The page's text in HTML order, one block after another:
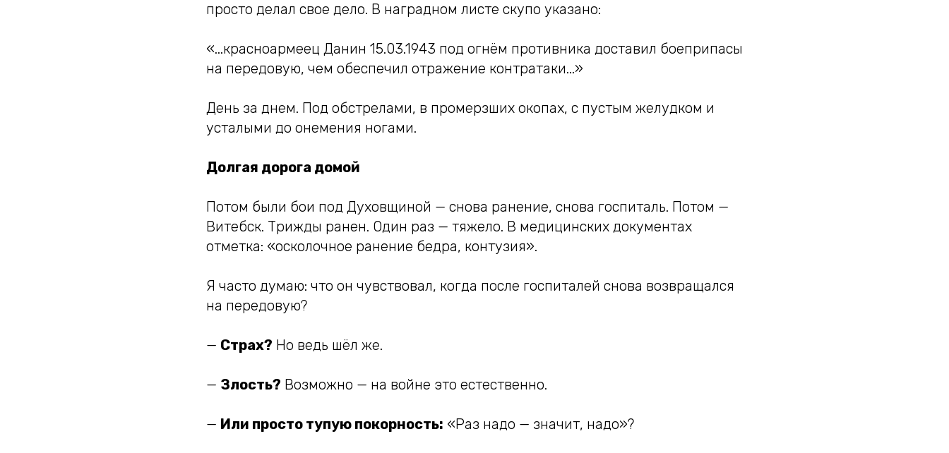
просто делал свое дело. В наградном листе скупо указано:
«...красноармеец Данин 15.03.1943 под огнём противника доставил боеприпасы
на передовую, чем обеспечил отражение контратаки...»
День за днем. Под обстрелами, в промерзших окопах, с пустым желудком и
усталыми до онемения ногами.
Долгая дорога домой
Потом были бои под Духовщиной — снова ранение, снова госпиталь. Потом —
Витебск. Трижды ранен. Один раз — тяжело. В медицинских документах
отметка: «осколочное ранение бедра, контузия».
Я часто думаю: что он чувствовал, когда после госпиталей снова возвращался
на передовую?
— Страх? Но ведь шёл же.
— Злость? Возможно — на войне это естественно.
— Или просто тупую покорность: «Раз надо — значит, надо»?